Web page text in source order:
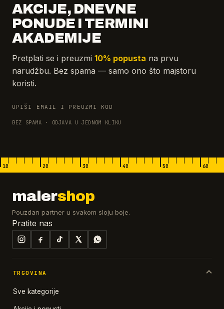
AKCIJE, DNEVNE
PONUDE I TERMINI
AKADEMIJE
Pretplati se i preuzmi 10% popusta na prvu
narudžbu. Bez spama — samo ono što majstoru
koristi.
UPIŠI EMAIL I PREUZMI KOD
BEZ SPAMA · ODJAVA U JEDNOM KLIKU
10 20 30 40 50 60
malershop
Pouzdan partner u svakom sloju boje.
Pratite nas
TRGOVINA
Sve kategorije